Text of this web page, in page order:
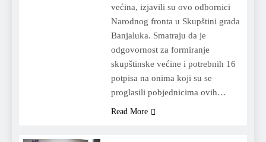
većina, izjavili su ovo odbornici
Narodnog fronta u Skupštini grada
Banjaluka. Smatraju da je
odgovornost za formiranje
skupštinske većine i potrebnih 16
potpisa na onima koji su se
proglasili pobjednicima ovih…
Read More